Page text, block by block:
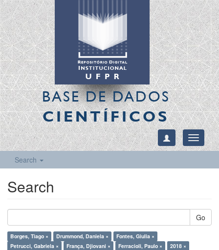
BASE DE DADOS
CIENTÍFICOS
Toggle
Search
Search
Go
Borges, Tiago × Drummond, Daniela ×
Fontes, Giulia ×
Petrucci, Gabriela ×
França, Djiovani × Ferracioli, Paulo ×
2018 ×